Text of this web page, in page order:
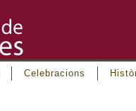
Celebracions